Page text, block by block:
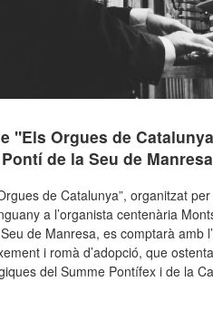
"Els Orgues de
de la Seu de
de Catalunya”, organitzat
a l’organista centenària
de Manresa, es comptarà amb
i romà d’adopció, que
del Summe Pontífex i de la